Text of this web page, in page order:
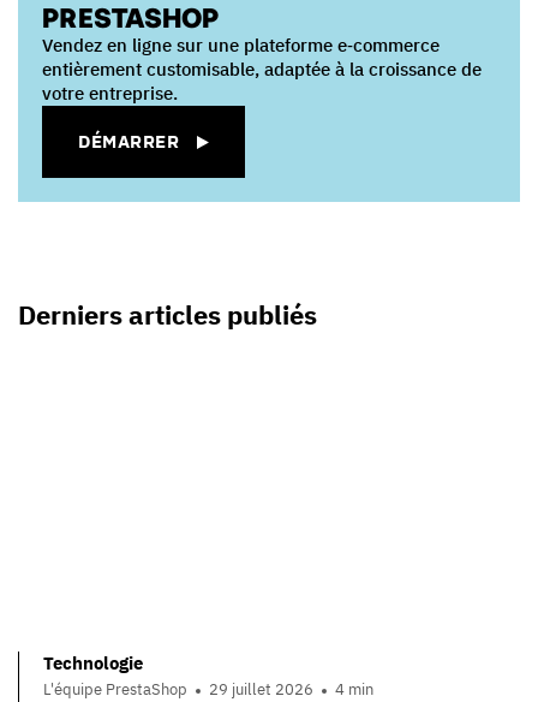
PRESTASHOP
Vendez en ligne sur une plateforme e‑commerce
entièrement customisable, adaptée à la croissance de
votre entreprise.
DÉMARRER
Derniers articles publiés
Technologie
L'équipe PrestaShop 29 juillet 2026 4 min